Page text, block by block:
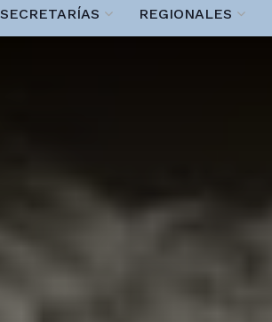
SECRETARÍAS REGIONALES